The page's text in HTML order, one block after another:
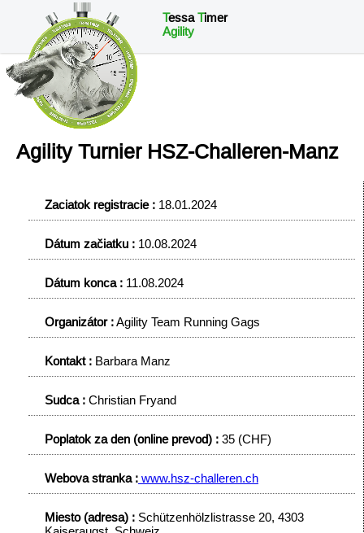
TessaTimer
Agility
Agility Turnier HSZ-Challeren-Manz
Zaciatok registracie : 18.01.2024
Dátum začiatku : 10.08.2024
Dátum konca : 11.08.2024
Organizátor :Agility Team Running Gags
Kontakt : Barbara Manz
Sudca : Christian Fryand
Poplatok za den (online prevod) : 35 (CHF)
Webova stranka : www.hsz-challeren.ch
Miesto (adresa) : Schützenhölzlistrasse 20, 4303